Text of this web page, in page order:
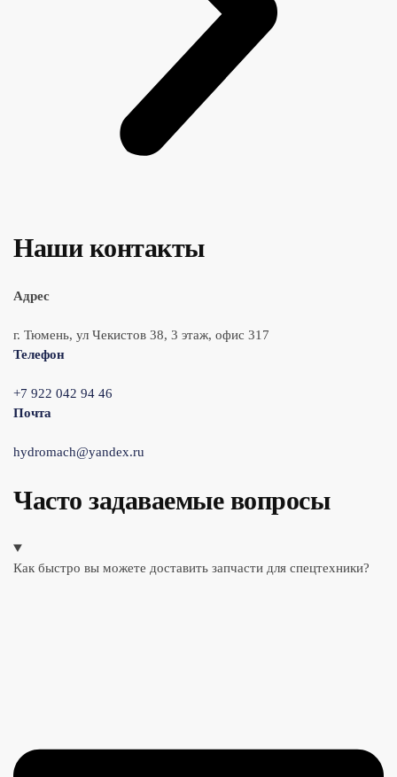
Наши контакты
Адрес
г. Тюмень, ул Чекистов 38, 3 этаж, офис 317
Телефон
+7 922 042 94 46
Почта
hydromach@yandex.ru
Часто задаваемые вопросы
Как быстро вы можете доставить запчасти для спецтехники?